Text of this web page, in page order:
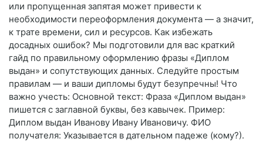
или пропущенная запятая может привести к
необходимости переоформления документа — а значит,
к трате времени, сил и ресурсов. Как избежать
досадных ошибок? Мы подготовили для вас краткий
гайд по правильному оформлению фразы «Диплом
выдан» и сопутствующих данных. Следуйте простым
правилам — и ваши дипломы будут безупречны! Что
важно учесть: Основной текст: Фраза «Диплом выдан»
пишется с заглавной буквы, без кавычек. Пример:
Диплом выдан Иванову Ивану Ивановичу. ФИО
получателя: Указывается в дательном падеже (кому?).